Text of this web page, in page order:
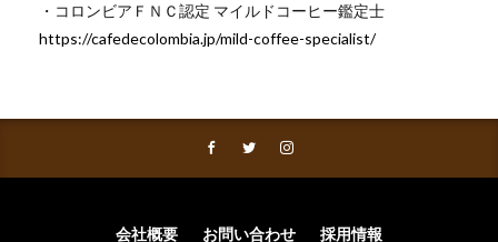
・コロンビアＦＮＣ認定 マイルドコーヒー鑑定士
https://cafedecolombia.jp/mild-coffee-specialist/
会社概要 お問い合わせ 採用情報